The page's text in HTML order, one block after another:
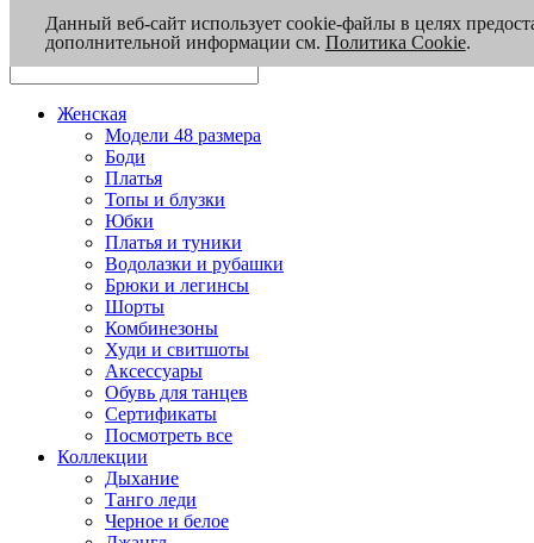
Женская
Модели 48 размера
Боди
Платья
Топы и блузки
Юбки
Платья и туники
Водолазки и рубашки
Брюки и легинсы
Шорты
Комбинезоны
Худи и свитшоты
Аксессуары
Обувь для танцев
Сертификаты
Посмотреть все
Коллекции
Дыхание
Танго леди
Черное и белое
Данный веб-сайт использует cookie-файлы в целях
дополнительной информации см. Политика Cookie.